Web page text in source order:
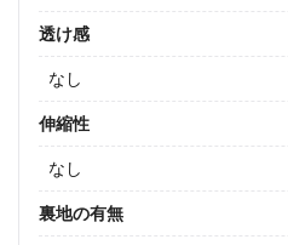
透け感
なし
伸縮性
なし
裏地の有無